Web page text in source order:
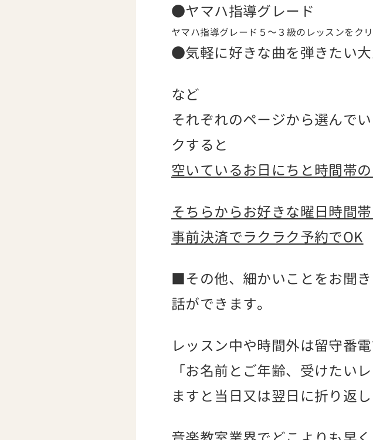
●ヤマハ指導グレード
ヤマハ指導グレード５～３級のレッスンをク
●気軽に好きな曲を弾きたい
など
それぞれのページから選んで
クすると
空いているお日にちと時間帯
そちらからお好きな曜日時間
事前決済でラクラク予約でOK
■その他、細かいことをお聞
話ができます。
レッスン中や時間外は留守番
「お名前とご年齢、受けたい
ますと当日又は翌日に折り返